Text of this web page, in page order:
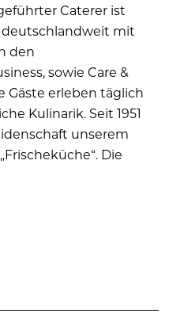
Caterer ist
deutschlandweit mit
den
sowie Care &
Gäste erleben täglich
Kulinarik. Seit 1951
unserem
Die